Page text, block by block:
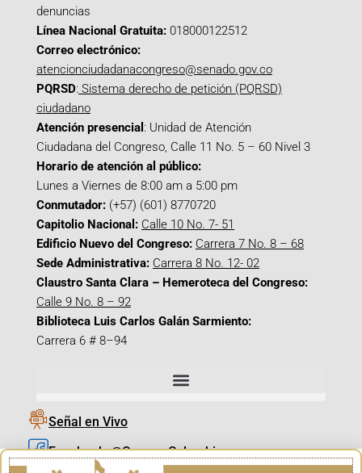
denuncias
Línea Nacional Gratuita: 018000122512
Correo electrónico:
atencionciudadanacongreso@senado.gov.co
PQRSD: Sistema derecho de petición (PQRSD)
ciudadano
Atención presencial : Unidad de Atención
Ciudadana del Congreso, Calle 11 No. 5 – 60 Nivel 3
Horario de atención al público:
Lunes a Viernes de 8:00 am a 5:00 pm
Conmutador: (+57) (601) 8770720
Capitolio Nacional: Calle 10 No. 7- 51
Edificio Nuevo del Congreso: Carrera 7 No. 8 – 68
Sede Administrativa: Carrera 8 No. 12- 02
Claustro Santa Clara – Hemeroteca del Congreso:
Calle 9 No. 8 – 92
Biblioteca Luis Carlos Galán Sarmiento:
Carrera 6 # 8–94
Señal en Vivo
Facebook_@CamaraColombia